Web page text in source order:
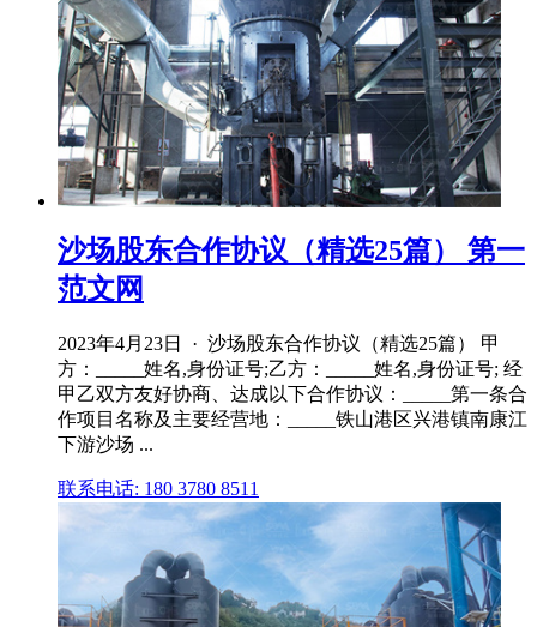
沙场股东合作协议（精选25篇） 第一
范文网
2023年4月23日 · 沙场股东合作协议（精选25篇） 甲
方：_____姓名,身份证号;乙方：_____姓名,身份证号; 经
甲乙双方友好协商、达成以下合作协议：_____第一条合
作项目名称及主要经营地：_____铁山港区兴港镇南康江
下游沙场 ...
联系电话: 180 3780 8511